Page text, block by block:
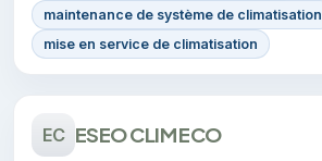
maintenance de système de climatisation
mise en service de climatisation
EC ESEO CLIM ECO